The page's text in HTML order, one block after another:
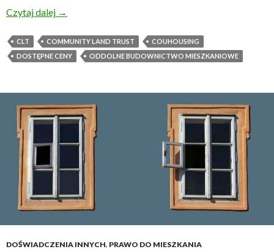
Czytaj dalej Wspólnotowe Fundusze Powiernicze (Community
→
CLT COMMUNITY LAND TRUST
COUHOUSING
DOSTĘPNE CENY
ODDOLNE BUDOWNICTWO MIESZKANIOWE
DOŚWIADCZENIA INNYCH, PRAWO DO MIESZKANIA